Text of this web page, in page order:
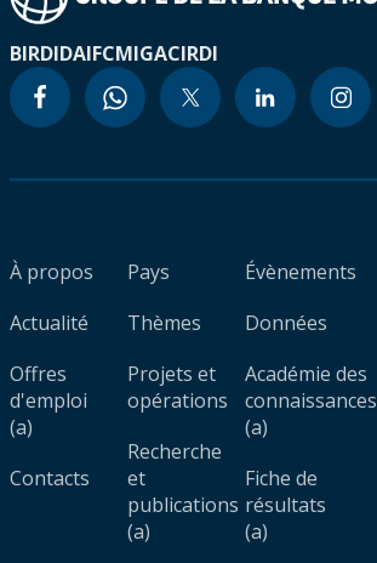
BIRDIDAIFCMIGACIRDI
À propos
Actualité
Offres
d'emploi
(a)
Contacts
Pays
Thèmes
Projets et
opérations
Recherche
et
publications
(a)
Évènements
Données
Académie des
connaissances
(a)
Fiche de
résultats
(a)